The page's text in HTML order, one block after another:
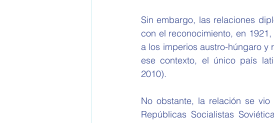
Sin embargo, las relaciones
con el reconocimiento, en
a los imperios austro-húngaro y
ese contexto, el único país
2010).
No obstante, la relación se
Repúblicas Socialistas